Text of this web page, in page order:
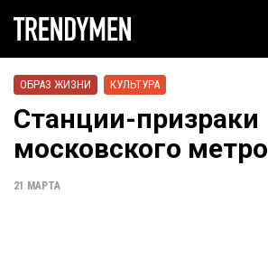
ОБРАЗ ЖИЗНИ КУЛЬТУРА
Станции-призраки
московского метро
21 МАРТА